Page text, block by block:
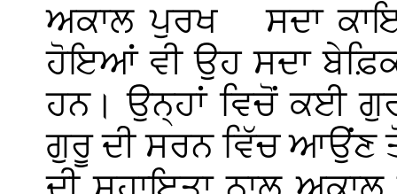
ਅਕਾਲ ਪੁਰਖ
ਸਦਾ
ਹੋਇਆਂ ਵੀ ਉਹ ਸਦਾ
ਹਨ। ਉਨ੍ਹਾਂ ਵਿਚੋਂ ਕਈ
ਗੁਰੂ ਦੀ ਸਰਨ ਵਿੱਚ ਆਉਂਣ ਤੋਂ